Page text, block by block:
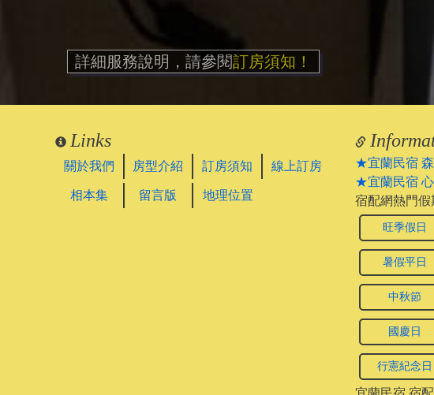
詳細服務說明，請參閱訂房須知！
Links
關於我們 房型介紹 訂房須知 線上訂房
相本集 留言版 地理位置
★宜蘭民宿
★宜蘭民宿
宿配網熱門假
旺季假日
暑假平日
中秋節
國慶日
行憲紀念日